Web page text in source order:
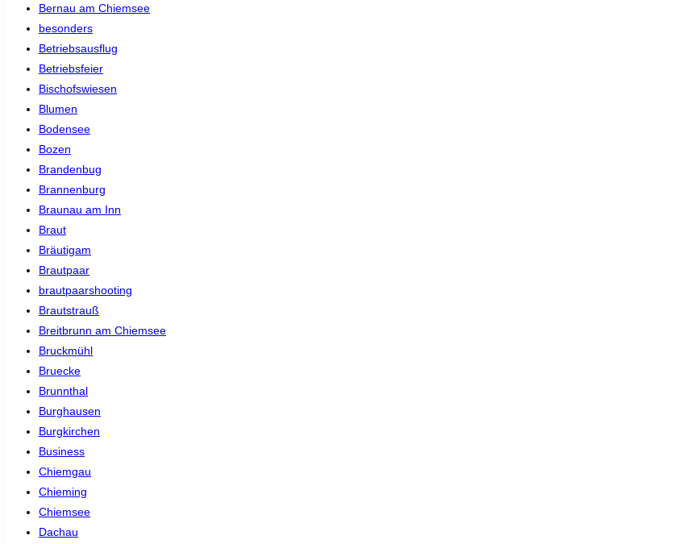
Bernau am Chiemsee
besonders
Betriebsausflug
Betriebsfeier
Bischofswiesen
Blumen
Bodensee
Bozen
Brandenbug
Brannenburg
Braunau am Inn
Braut
Bräutigam
Brautpaar
brautpaarshooting
Brautstrauß
Breitbrunn am Chiemsee
Bruckmühl
Bruecke
Brunnthal
Burghausen
Burgkirchen
Business
Chiemgau
Chieming
Chiemsee
Dachau